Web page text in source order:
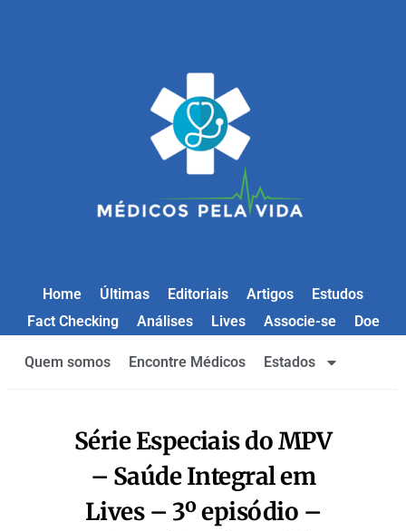
Home Últimas Editoriais Artigos
Estudos
Fact Checking
Análises Lives Associe-se Doe
Quem somos Encontre Médicos Estados
Série Especiais do MPV
– Saúde Integral em
Lives – 3º episódio –